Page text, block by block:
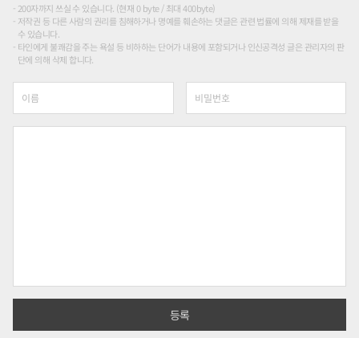
200자까지 쓰실 수 있습니다. (현재 0 byte / 최대 400byte)
저작권 등 다른 사람의 권리를 침해하거나 명예를 훼손하는 댓글은 관련 법률에 의해 제재를 받을
수 있습니다.
타인에게 불쾌감을 주는 욕설 등 비하하는 단어가 내용에 포함되거나 인신공격성 글은 관리자의 판
단에 의해 삭제 합니다.